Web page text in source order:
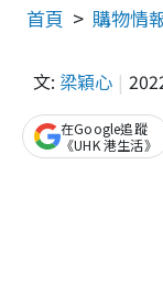
首頁 購物情
文: 梁穎心
在Google追蹤
《UHK 港生活》